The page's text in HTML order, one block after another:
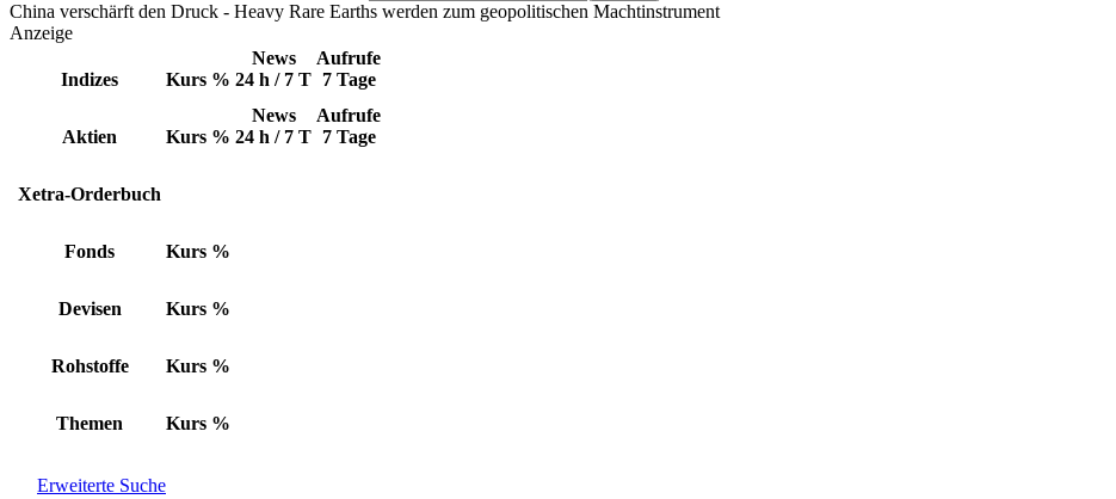
China verschärft den Druck - Heavy Rare Earths werden zum geopolitischen Machtinstrument
Anzeige
Indizes Kurs %
News
24 h / 7 T
Aufrufe
7 Tage
Aktien Kurs %
News
24 h / 7 T
Aufrufe
7 Tage
Xetra-Orderbuch
Fonds Kurs %
Devisen Kurs %
Rohstoffe Kurs %
Themen Kurs %
Erweiterte Suche